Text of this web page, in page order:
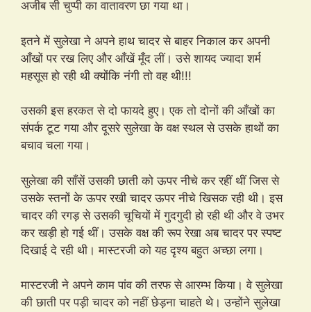
अजीब सी चुप्पी का वातावरण छा गया था।
इतने में सुलेखा ने अपने हाथ चादर से बाहर निकाल कर अपनी
आँखों पर रख लिए और आँखें मूँद लीं। उसे शायद ज्यादा शर्म
महसूस हो रही थी क्योंकि नंगी तो वह थी!!!
उसकी इस हरकत से दो फायदे हुए। एक तो दोनों की आँखों का
संपर्क टूट गया और दूसरे सुलेखा के वक्ष स्थल से उसके हाथों का
बचाव चला गया।
सुलेखा की साँसें उसकी छाती को ऊपर नीचे कर रहीं थीं जिस से
उसके स्तनों के ऊपर रखी चादर ऊपर नीचे खिसक रही थी। इस
चादर की रगड़ से उसकी चूचियों में गुदगुदी हो रही थी और वे उभर
कर खड़ी हो गई थीं। उसके वक्ष की रूप रेखा अब चादर पर स्पष्ट
दिखाई दे रही थी। मास्टरजी को यह दृश्य बहुत अच्छा लगा।
मास्टरजी ने अपने काम पांव की तरफ से आरम्भ किया। वे सुलेखा
की छाती पर पड़ी चादर को नहीं छेड़ना चाहते थे। उन्होंने सुलेखा